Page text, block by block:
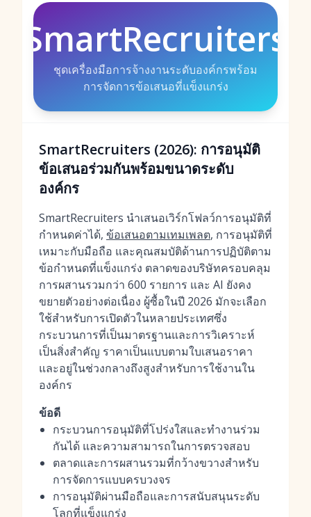
SmartRecruiters
ชุดเครื่องมือการจ้างงานระดับองค์กรพร้อม
การจัดการข้อเสนอที่แข็งแกร่ง
SmartRecruiters (2026): การอนุมัติ
ข้อเสนอร่วมกันพร้อมขนาดระดับ
องค์กร
SmartRecruiters นำเสนอเวิร์กโฟลว์การอนุมัติที่
กำหนดค่าได้, ข้อเสนอตามเทมเพลต, การอนุมัติที่
เหมาะกับมือถือ และคุณสมบัติด้านการปฏิบัติตาม
ข้อกำหนดที่แข็งแกร่ง ตลาดของบริษัทครอบคลุม
การผสานรวมกว่า 600 รายการ และ AI ยังคง
ขยายตัวอย่างต่อเนื่อง ผู้ซื้อในปี 2026 มักจะเลือก
ใช้สำหรับการเปิดตัวในหลายประเทศซึ่ง
กระบวนการที่เป็นมาตรฐานและการวิเคราะห์
เป็นสิ่งสำคัญ ราคาเป็นแบบตามใบเสนอราคา
และอยู่ในช่วงกลางถึงสูงสำหรับการใช้งานใน
องค์กร
ข้อดี
กระบวนการอนุมัติที่โปร่งใสและทำงานร่วม
กันได้ และความสามารถในการตรวจสอบ
ตลาดและการผสานรวมที่กว้างขวางสำหรับ
การจัดการแบบครบวงจร
การอนุมัติผ่านมือถือและการสนับสนุนระดับ
โลกที่แข็งแกร่ง